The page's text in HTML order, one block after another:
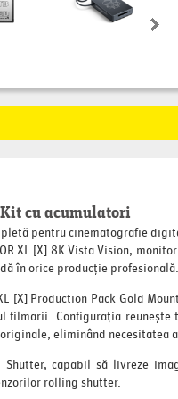
Kit cu acumulatori
pentru cinematografie
XL [X] 8K Vista Vision,
în orice producție profesională.
[X] Production Pack Gold
Configurația reunește
eliminând
capabil să livreze
rolling shutter.